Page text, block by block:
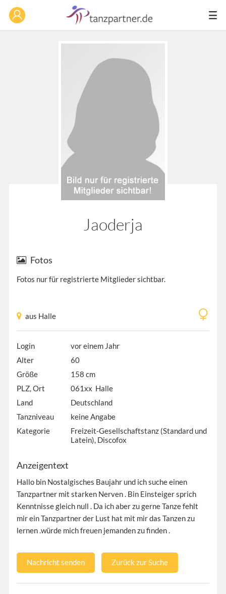
Jaoderja
Fotos
Fotos nur für registrierte Mitglieder sichtbar.
aus Halle
Login
vor einem Jahr
Alter
60
Größe
158 cm
PLZ, Ort
061xx Halle
Land
Deutschland
Tanzniveau
keine Angabe
Kategorie
Freizeit-Gesellschaftstanz (Standard und
Latein), Discofox
Anzeigentext
Hallo bin Nostalgisches Baujahr und ich suche einen
Tanzpartner mit starken Nerven . Bin Einsteiger sprich
Kenntnisse gleich null . Da ich aber zu gerne Tanze fehlt
mir ein Tanzpartner der Lust hat mit mir das Tanzen zu
lernen .würde mich freuen jemanden zu finden .
Nachricht senden Zurück zur Suche